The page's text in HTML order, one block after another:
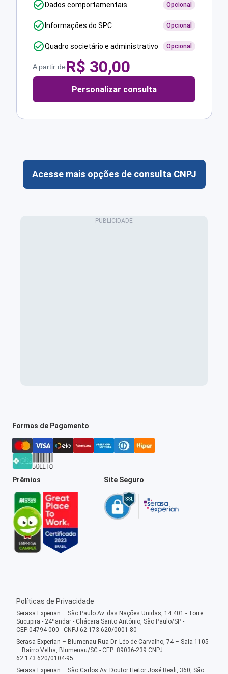
Dados comportamentais Opcional
Informações do SPC Opcional
Quadro societário e administrativo Opcional
A partir deR$ 30,00
Personalizar consulta
Acesse mais opções de consulta CNPJ
Formas de Pagamento
Prêmios Site Seguro
Políticas de Privacidade
Serasa Experian – São Paulo Av. das Nações Unidas, 14.401 - Torre
Sucupira - 24ºandar - Chácara Santo Antônio, São Paulo/SP -
CEP:04794-000 - CNPJ 62.173.620/0001-80
Serasa Experian – Blumenau Rua Dr. Léo de Carvalho, 74 – Sala 1105
– Bairro Velha, Blumenau/SC - CEP: 89036-239 CNPJ
62.173.620/0104-95
Serasa Experian – São Carlos Av. Doutor Heitor José Reali, 360, São